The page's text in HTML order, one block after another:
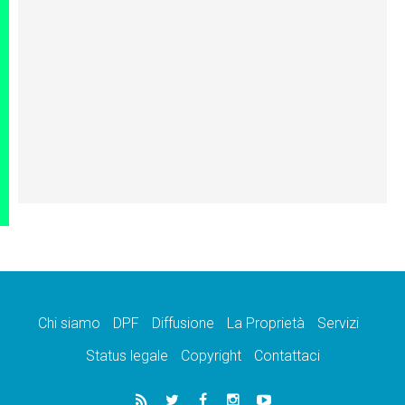
Chi siamo DPF Diffusione La Proprietà
Servizi
Status legale
Copyright Contattaci